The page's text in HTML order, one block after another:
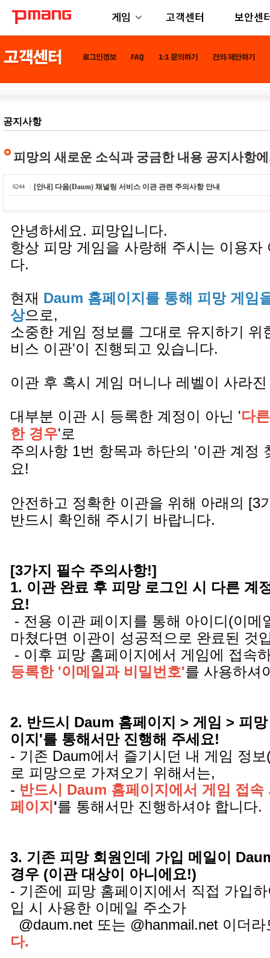
게임 고객센터 보안센
공지사항
피망의 새로운 소식과 궁금한 내용 공지사항
6244 [안내] 다음(Daum) 채널링 서비스 이관 관련 주의사항 안내
안녕하세요. 피망입니다.
항상 피망 게임을 사랑해 주시는 이용자
다.
현재 Daum 홈페이지를 통해 피망 게임
상으로,
소중한 게임 정보를 그대로 유지하기 위
비스 이관'이 진행되고 있습니다.
이관 후 혹시 게임 머니나 레벨이 사라
대부분 이관 시 등록한 계정이 아닌 '다
한 경우'로
주의사항 1번 항목과 하단의 '이관 계정
요!
안전하고 정확한 이관을 위해 아래의 [3
반드시 확인해 주시기 바랍니다.
[3가지 필수 주의사항!]
1. 이관 완료 후 피망 로그인 시 다른 계
요!
- 전용 이관 페이지를 통해 아이디(이메
마쳤다면 이관이 성공적으로 완료된 것
- 이후 피망 홈페이지에서 게임에 접속
등록한 '이메일과 비밀번호'를 사용하셔
2. 반드시 Daum 홈페이지 > 게임 > 피
이지'를 통해서만 진행해 주세요!
- 기존 Daum에서 즐기시던 내 게임 정
로 피망으로 가져오기 위해서는,
- 반드시 Daum 홈페이지에서 게임 접
페이지 '를 통해서만 진행하셔야 합니다.
3. 기존 피망 회원인데 가입 메일이
경우 (이관 대상이 아니에요!)
- 기존에 피망 홈페이지에서 직접 가입
입 시 사용한 이메일 주소가
@daum.net 또는 @hanmail.net 이더
다.